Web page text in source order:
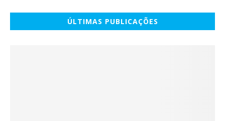
ÚLTIMAS PUBLICAÇÕES